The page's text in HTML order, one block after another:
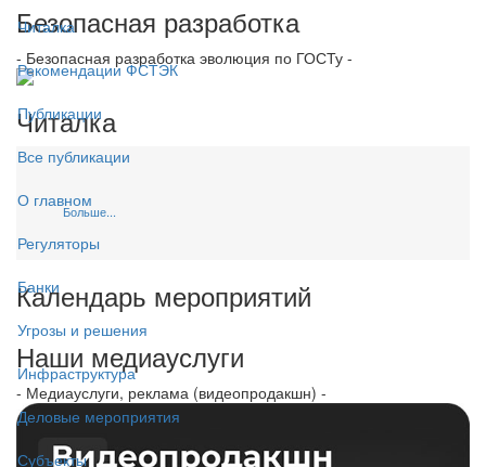
Читалка
Рекомендации ФСТЭК
Публикации
Все публикации
О главном
Регуляторы
Банки
Угрозы и решения
Инфраструктура
Деловые мероприятия
Субъекты
Безопасная разработка
- Безопасная разработка эволюция по ГОСТу -
Читалка
Больше...
Календарь мероприятий
Наши медиауслуги
- Медиауслуги, реклама (видеопродакшн) -